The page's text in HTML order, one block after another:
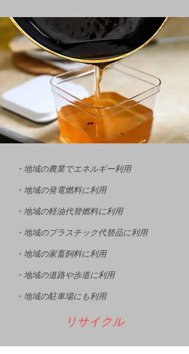
・地域の農業でエネルギー利用
・地域の発電燃料に利用
・地域の軽油代替燃料に利用
・地域のプラスチック代替品に利用
・地域の家畜飼料に利用
・地域の道路や歩道に利用
・地域の駐車場にも利用
リサイクル